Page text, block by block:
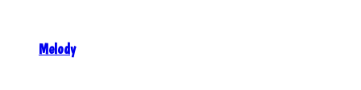
Melody